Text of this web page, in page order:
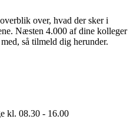
over, hvad der sker i
Næsten 4.000 af dine kolleger
så tilmeld dig herunder.
kl. 08.30 - 16.00